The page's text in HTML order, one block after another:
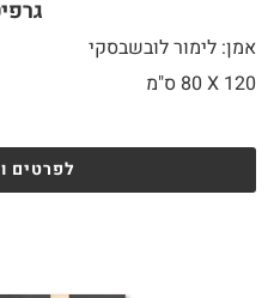
אמן: לימור לובשבסקי
120 X
לפרטים